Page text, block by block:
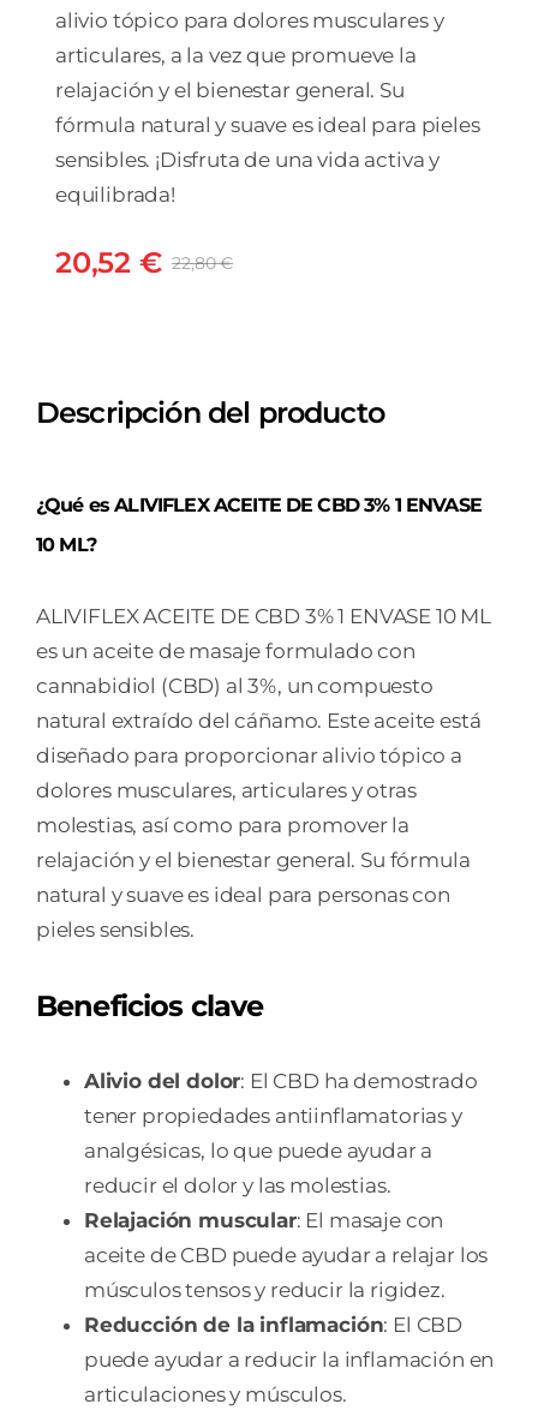
alivio tópico para dolores musculares y
articulares, a la vez que promueve la
relajación y el bienestar general. Su
fórmula natural y suave es ideal para pieles
sensibles. ¡Disfruta de una vida activa y
equilibrada!
22,80€El
22,80 €.
20,52 €
El
20,52 €.
Descripción del producto
¿Qué es ALIVIFLEX ACEITE DE CBD 3% 1 ENVASE
10 ML?
ALIVIFLEX ACEITE DE CBD 3% 1 ENVASE 10 ML
es un aceite de masaje formulado con
cannabidiol (CBD) al 3%, un compuesto
natural extraído del cáñamo. Este aceite está
diseñado para proporcionar alivio tópico a
dolores musculares, articulares y otras
molestias, así como para promover la
relajación y el bienestar general. Su fórmula
natural y suave es ideal para personas con
pieles sensibles.
Beneficios clave
Alivio del dolor: El CBD ha demostrado
tener propiedades antiinflamatorias y
analgésicas, lo que puede ayudar a
reducir el dolor y las molestias.
Relajación muscular: El masaje con
aceite de CBD puede ayudar a relajar los
músculos tensos y reducir la rigidez.
Reducción de la inflamación: El CBD
puede ayudar a reducir la inflamación en
articulaciones y músculos.